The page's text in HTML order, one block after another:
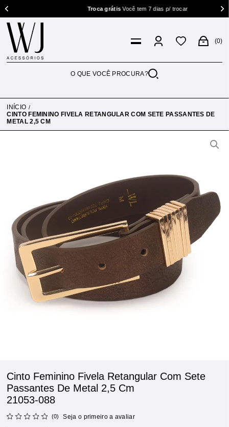
Troca grátisVocê tem 7 dias p/ trocar
0
INÍCIO
CINTO FEMININO FIVELA RETANGULAR COM SETE PASSANTES DE
METAL 2,5 CM
Cinto Feminino Fivela Retangular Com Sete
Passantes De Metal 2,5 Cm
21053-088
(0) Seja o primeiro a avaliar